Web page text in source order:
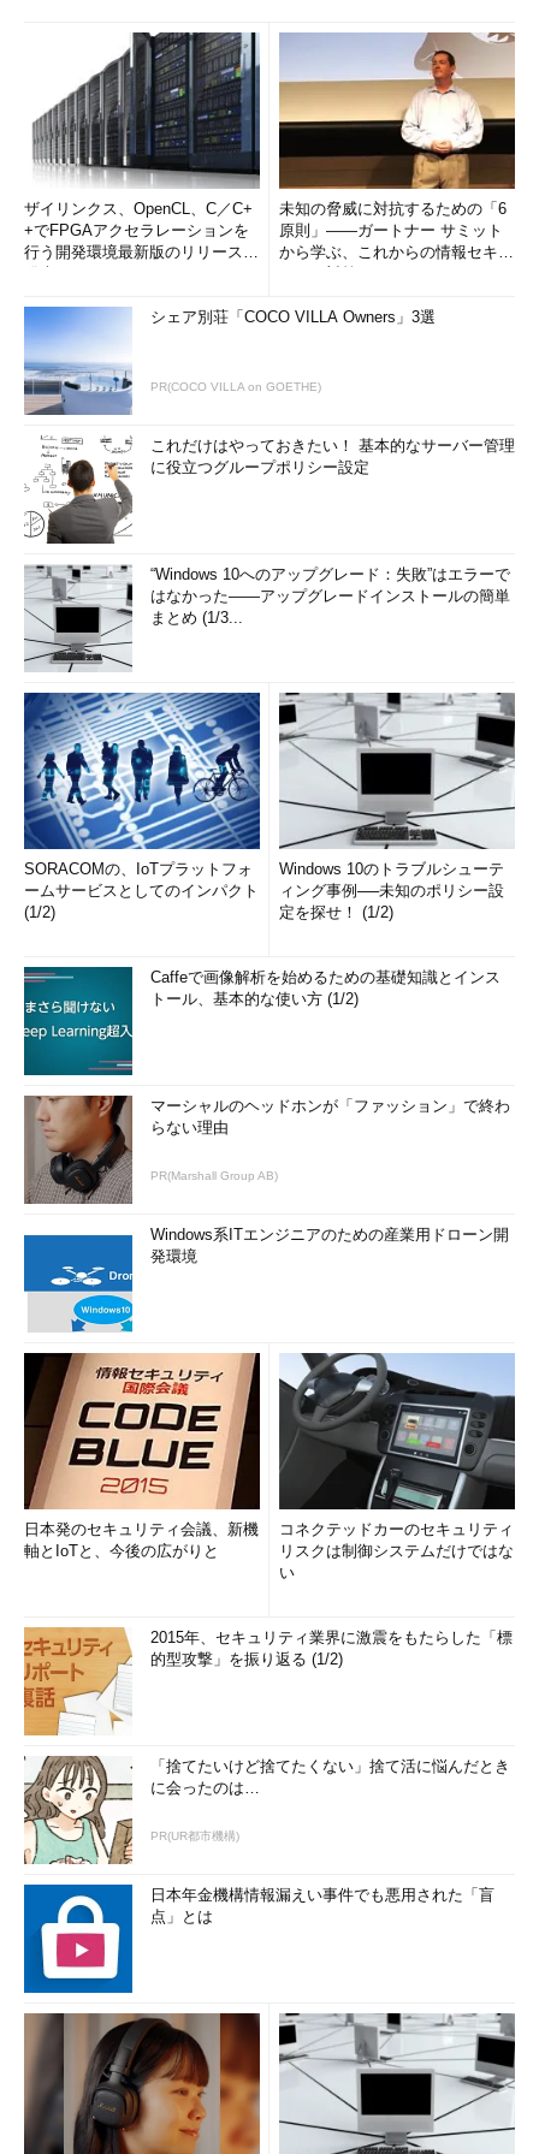
ザイリンクス、OpenCL、C／C+
+でFPGAアクセラレーションを
行う開発環境最新版のリリースを
未知の脅威に対抗するための「6
原則」――ガートナー サミット
から学ぶ、これからの情報セキュ
シェア別荘「COCO VILLA Owners」3選
PR(COCO VILLA on GOETHE)
これだけはやっておきたい！ 基本的なサーバー管理
に役立つグループポリシー設定
“Windows 10へのアップグレード：失敗”はエラーで
はなかった――アップグレードインストールの簡単
まとめ (1/3...
SORACOMの、IoTプラットフォ
ームサービスとしてのインパクト
(1/2)
Windows 10のトラブルシューテ
ィング事例──未知のポリシー設
定を探せ！ (1/2)
Caffeで画像解析を始めるための基礎知識とインス
トール、基本的な使い方 (1/2)
マーシャルのヘッドホンが「ファッション」で終わ
らない理由
PR(Marshall Group AB)
Windows系ITエンジニアのための産業用ドローン開
発環境
日本発のセキュリティ会議、新機
軸とIoTと、今後の広がりと
コネクテッドカーのセキュリティ
リスクは制御システムだけではな
い
2015年、セキュリティ業界に激震をもたらした「標
的型攻撃」を振り返る (1/2)
「捨てたいけど捨てたくない」捨て活に悩んだとき
に会ったのは…
PR(UR都市機構)
日本年金機構情報漏えい事件でも悪用された「盲
点」とは